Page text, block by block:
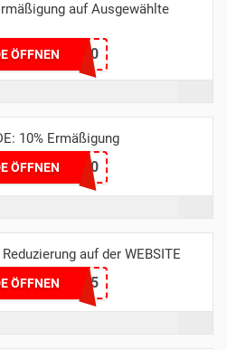
auf Ausgewählte
ÖFFNEN ON10
10% Ermäßigung
ÖFFNEN
Reduzierung auf der WEBSITE
ÖFFNENDIESEL15